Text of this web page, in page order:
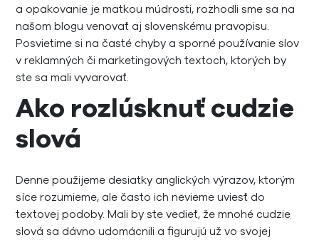
a opakovanie je matkou múdrosti, rozhodli sme sa na
našom blogu venovať aj slovenskému pravopisu.
Posvietime si na časté chyby a sporné používanie slov
v reklamných či marketingových textoch, ktorých by
ste sa mali vyvarovať.
Ako rozlúsknuť cudzie
slová
Denne použijeme desiatky anglických výrazov, ktorým
síce rozumieme, ale často ich nevieme uviesť do
textovej podoby. Mali by ste vedieť, že mnohé cudzie
slová sa dávno udomácnili a figurujú už vo svojej